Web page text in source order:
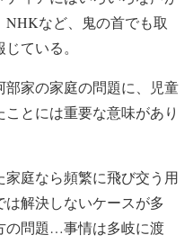
NHKなど、鬼の首でも取
ている。
家の家庭の問題に、児童
とには重要な意味があり
家庭なら頻繁に飛び交う用
解決しないケースが多
の問題…事情は多岐に渡